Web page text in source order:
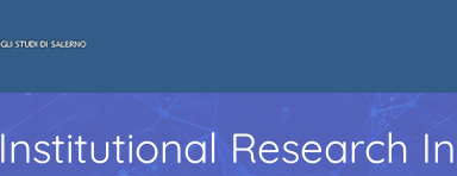
Institutional Research